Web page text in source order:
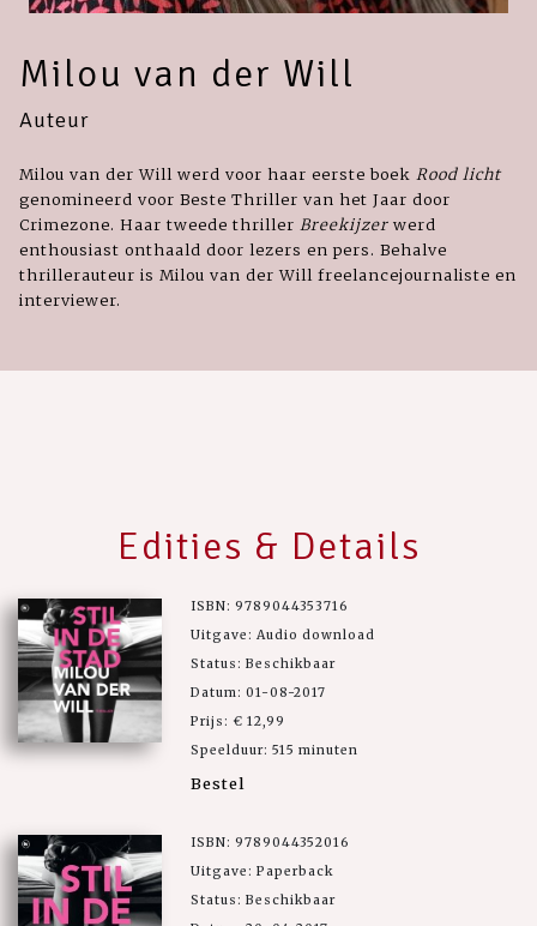
Milou van der Will
Auteur
Milou van der Will werd voor haar eerste boek Rood licht
genomineerd voor Beste Thriller van het Jaar door
Crimezone. Haar tweede thriller Breekijzer werd
enthousiast onthaald door lezers en pers. Behalve
thrillerauteur is Milou van der Will freelancejournaliste en
interviewer.
Edities & Details
ISBN: 9789044353716
Uitgave: Audio download
Status: Beschikbaar
Datum: 01-08-2017
Prijs: € 12,99
Speelduur: 515 minuten
Bestel
ISBN: 9789044352016
Uitgave: Paperback
Status: Beschikbaar